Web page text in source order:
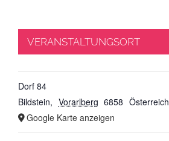
VERANSTALTUNGSORT
Dorf 84
Bildstein, Vorarlberg 6858 Österreich
Google Karte anzeigen